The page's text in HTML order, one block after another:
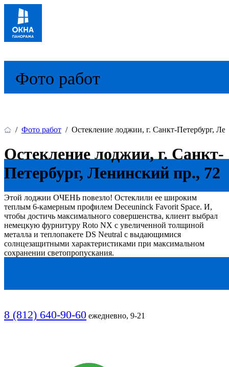
8 (812) 640-90-60 ежедневно, 9-21
Фото работ
/ Фото работ / Остекление лоджии, г. Санкт-Петербург,
Остекление лоджии, г. Санкт-
Петербург, Ленинский пр., 72
Этой лоджии ОЧЕНЬ повезло! Остеклили ее широким
теплым 6-камерным профилем Deceuninck Favorit Space. И,
чтобы достичь максимального совершенства, клиент выбрал
немецкую фурнитуру Roto NX с увеличенной толщиной
металла и теплопакете DS Neutral с выдающимися
солнцезащитными характеристиками при максимальном
сохранении светопропускания.